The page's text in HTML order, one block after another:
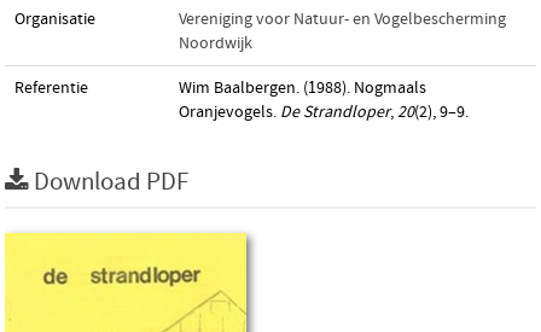
Organisatie
Vereniging voor Natuur- en Vogelbescherming
Noordwijk
Referentie
Wim Baalbergen. (1988). Nogmaals
Oranjevogels. De Strandloper,20(2), 9–9.
Download PDF